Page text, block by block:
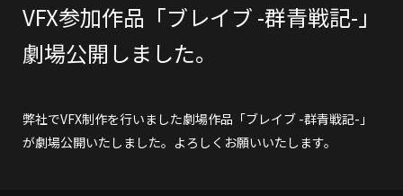
VFX参加作品「ブレイブ -群青戦記-」
劇場公開しました。
弊社でVFX制作を行いました劇場作品「ブレイブ -群青戦記-」
が劇場公開いたしました。よろしくお願いいたします。